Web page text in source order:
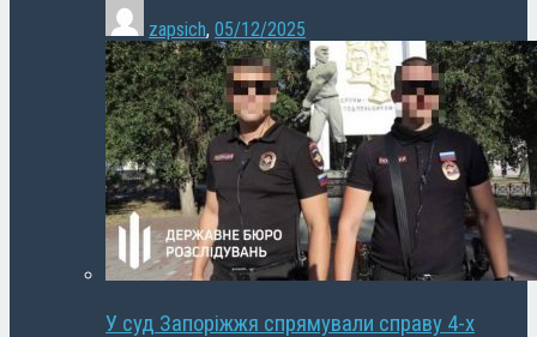
zapsich, 05/12/2025
У суд Запоріжжя спрямували справу 4-х